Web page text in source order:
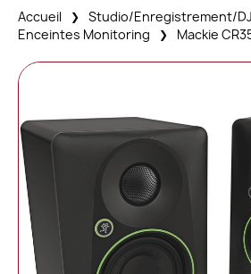
Accueil
Studio/Enregistrement/DJ
Enceintes Monitoring
Mackie